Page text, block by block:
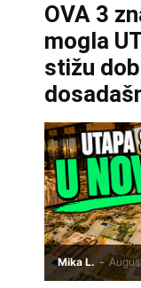
OVA 3
mogla
stižu
Mika L. -